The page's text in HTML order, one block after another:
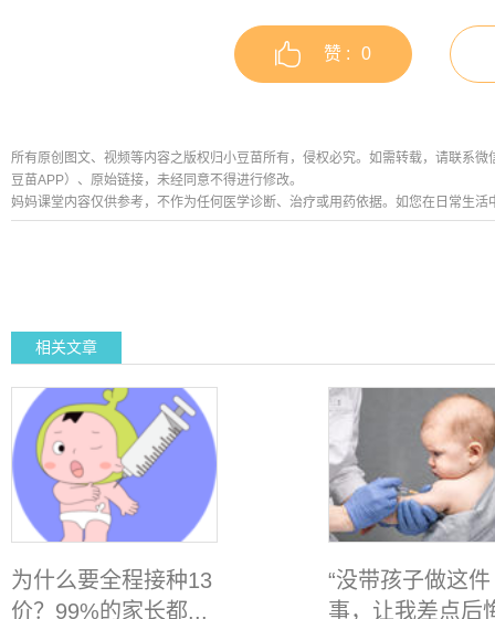
赞 : 0
所有原创图文、视频等内容之版权归小豆苗所有，侵权必究。如需转载，请联系
豆苗APP）、原始链接，未经同意不得进行修改。
妈妈课堂内容仅供参考，不作为任何医学诊断、治疗或用药依据。如您在日常生
相关文章
为什么要全程接种13
价？99%的家长都...
“没带孩子做这件
事，让我差点后